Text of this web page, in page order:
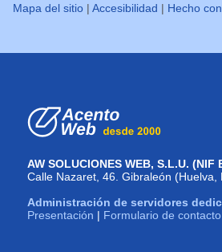
Mapa del sitio |Accesibilidad | Hecho
AW SOLUCIONES WEB, S.L.U. (NIF
Calle Nazaret, 46. Gibraleón (Huelva,
Administración de servidores
Presentación | Formulario de contacto